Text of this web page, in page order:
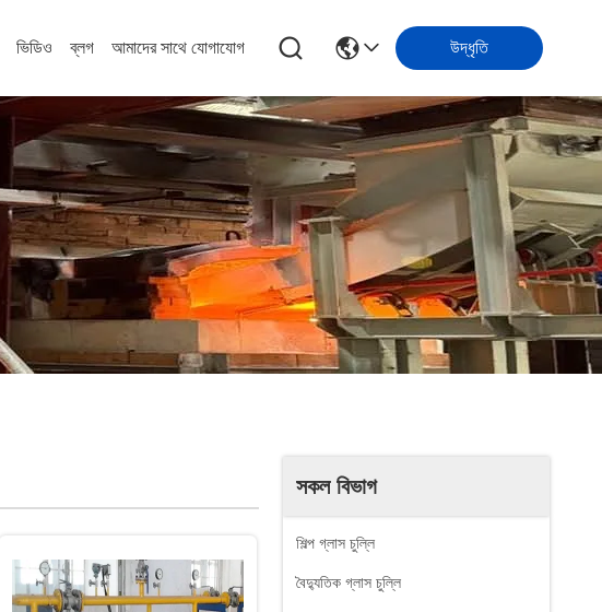
ভিডিও ব্লগ আমাদের সাথে যোগাযোগ উদ্ধৃতি
সকল বিভাগ
শিল্প গ্লাস চুল্লি
বৈদ্যুতিক গ্লাস চুল্লি